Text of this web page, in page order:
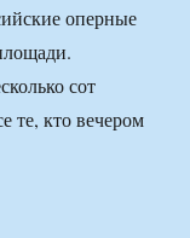
оперные
сот
те, кто вечером